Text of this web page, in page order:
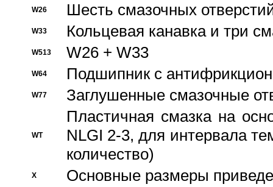
W26 Шесть смазочных
W33 Кольцевая канавка и три
W513 W26 + W33
W64 Подшипник с
W77 Заглушенные смазочные
WT
Пластичная смазка на
NLGI 2-3, для интервала
количество)
X Основные размеры